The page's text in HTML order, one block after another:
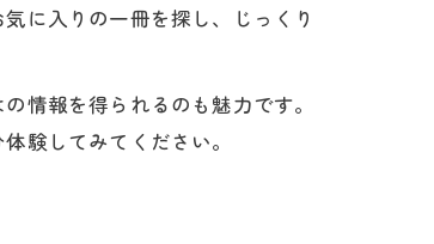
に入りの一冊を探し、じっくり
情報を得られるのも魅力です。
験してみてください。